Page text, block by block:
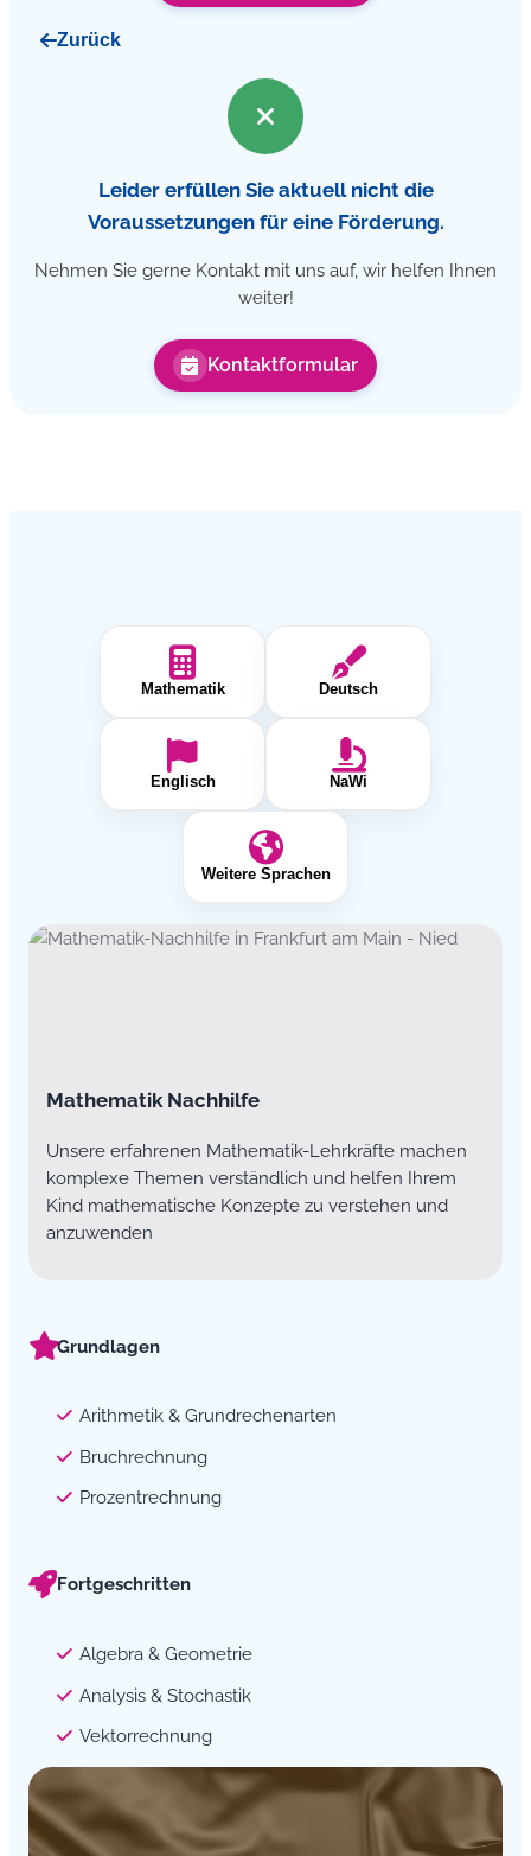
Zurück
Leider erfüllen Sie aktuell nicht die
Voraussetzungen für eine Förderung.
Nehmen Sie gerne Kontakt mit uns auf, wir helfen Ihnen
weiter!
Kontaktformular
Mathematik Deutsch
Englisch NaWi
Weitere Sprachen
Mathematik Nachhilfe
Unsere erfahrenen Mathematik-Lehrkräfte machen
komplexe Themen verständlich und helfen Ihrem
Kind mathematische Konzepte zu verstehen und
anzuwenden
Grundlagen
Arithmetik & Grundrechenarten
Bruchrechnung
Prozentrechnung
Fortgeschritten
Algebra & Geometrie
Analysis & Stochastik
Vektorrechnung